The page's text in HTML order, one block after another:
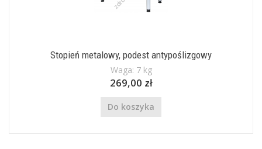
Stopień metalowy, podest antypoślizgowy
Waga: 7 kg
269,00 zł
Do koszyka